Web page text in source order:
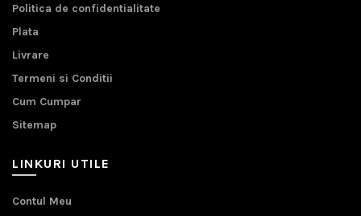
Politica de confidentialitate
Plata
Livrare
Termeni si Conditii
Cum Cumpar
Sitemap
LINKURI UTILE
Contul Meu